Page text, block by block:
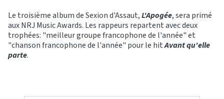
Le troisième album de Sexion d'Assaut,L'Apogée, sera primé
aux NRJ Music Awards. Les rappeurs repartent avec deux
trophées: "meilleur groupe francophone de l'année" et
"chanson francophone de l'année" pour le hitAvant qu'elle
parte.